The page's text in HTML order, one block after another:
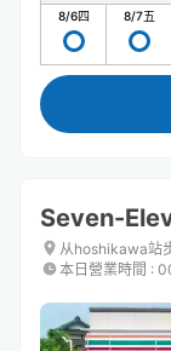
8/6四 8/7五
Seven-
从hoshikawa站
本日營業時間 :